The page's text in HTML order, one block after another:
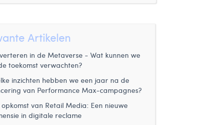
Artikelen
in de Metaverse - Wat kunnen we
toekomst verwachten?
inzichten hebben we een jaar na de
van Performance Max-campagnes?
opkomst van Retail Media: Een nieuwe
in digitale reclame